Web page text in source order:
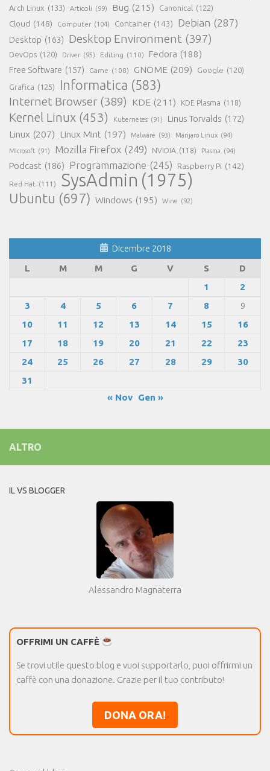
Arch Linux (133) Articoli (99) Bug (215) Canonical (122)
Cloud (148) Computer (104) Container (143) Debian (287)
Desktop (163) Desktop Environment (397)
DevOps (120) Driver (95) Editing (110) Fedora (188)
Free Software (157) Game (108) GNOME (209) Google (120)
Grafica (125) Informatica (583)
Internet Browser (389) KDE (211) KDE Plasma (118)
Kernel Linux (453) Kubernetes (91) Linus Torvalds (172)
Linux (207) Linux Mint (197) Malware (93) Manjaro Linux (94)
Microsoft (91) Mozilla Firefox (249) NVIDIA (118) Plasma (94)
Podcast (186) Programmazione (245) Raspberry Pi (142)
Red Hat (111) SysAdmin (1975)
Ubuntu (697) Windows (195) Wine (92)
Dicembre 2018
L
M M G V S
D
1
2
3
4 5 6 7 8
9
10
11 12 13 14 15
16
17
18 19 20 21 22
23
24
25 26 27 28 29
30
31
« Nov
Gen »
ALTRO
IL VS BLOGGER
Alessandro Magnaterra
OFFRIMI UN CAFFÈ
Se trovi utile questo blog e vuoi supportarlo, puoi offrirmi un
caffè con una donazione. Grazie per il tuo contributo!
DONA ORA!